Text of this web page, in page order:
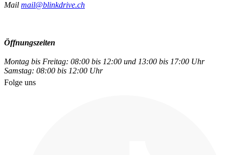
Mail mail@blinkdrive.ch
Öffnungszeiten
Montag bis Freitag: 08:00 bis 12:00 und 13:00 bis 17:00 Uhr
Samstag: 08:00 bis 12:00 Uhr
Folge uns